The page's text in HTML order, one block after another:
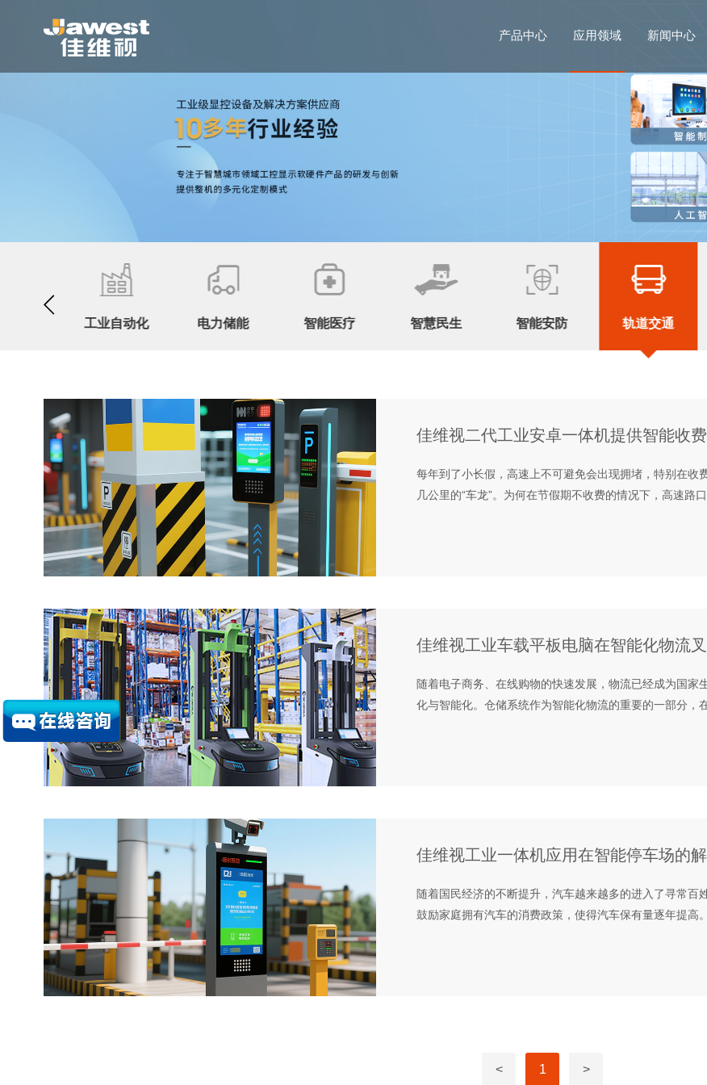
产品中心 应用领域 新闻中心
工业自动化 电力储能 智能医疗 智慧民生 智能安防 轨道交通
佳维视二代工业安卓一体机提供智能收
每年到了小长假，高速上不可避免会出现拥堵，特别在
几公里的“车龙”。为何在节假期不收费的情况下，高速路
佳维视工业车载平板电脑在智能化物流
随着电子商务、在线购物的快速发展，物流已经成为国
化与智能化。仓储系统作为智能化物流的重要的一部分，
佳维视工业一体机应用在智能停车场的
随着国民经济的不断提升，汽车越来越多的进入了寻常
鼓励家庭拥有汽车的消费政策，使得汽车保有量逐年提高
< 1 >